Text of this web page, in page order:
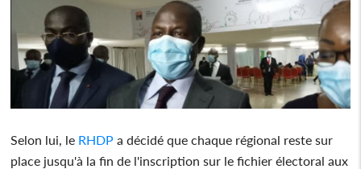
Selon lui, le RHDP a décidé que chaque régional reste sur
place jusqu'à la fin de l'inscription sur le fichier électoral aux